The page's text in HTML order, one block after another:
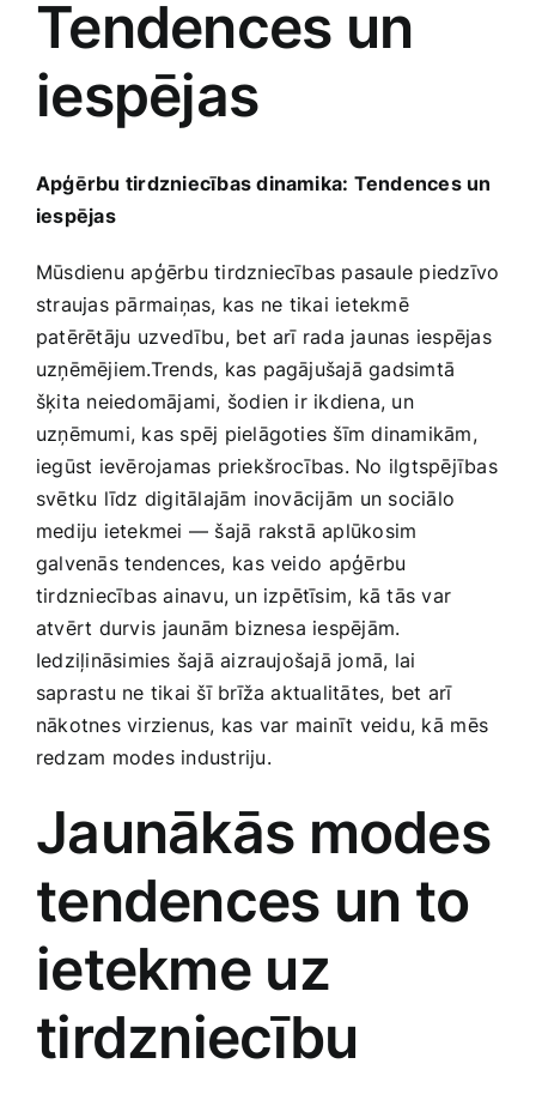
Medicīnas preces
Mobilie telefoni, planšetdatori
Preces birojam
Preces pieaugušajiem
Rotaļlietas, bērnu preces
Smaržas, kosmētika
Sports, tūrisms un atpūta
TV un Sadzīves tehnika
Tendences un
iespējas
Apģērbu tirdzniecības dinamika: Tendences un
iespējas
Mūsdienu apģērbu tirdzniecības pasaule piedzīvo
straujas pārmaiņas, kas ne ⁣tikai ietekmē
patērētāju‍ uzvedību, bet arī rada jaunas iespējas
uzņēmējiem.Trends, kas pagājušajā gadsimtā
šķita neiedomājami, šodien ir ikdiena, un
uzņēmumi, kas spēj pielāgoties šīm dinamikām,
iegūst ievērojamas priekšrocības. No ilgtspējības
svētku līdz digitālajām inovācijām⁣ un sociālo
mediju ietekmei — šajā rakstā aplūkosim
galvenās tendences,⁢ kas veido ⁤apģērbu
tirdzniecības ainavu, un izpētīsim, ‍kā tās var
atvērt durvis⁤ jaunām biznesa iespējām.
Iedziļināsimies šajā aizraujošajā jomā, lai
saprastu ne tikai ‍šī brīža aktualitātes, bet arī
‌nākotnes virzienus, kas var⁤ mainīt veidu, kā⁢ mēs
redzam modes industriju.
Jaunākās modes
tendences un to
ietekme uz⁣
tirdzniecību